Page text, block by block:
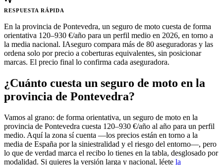
RESPUESTA RÁPIDA
En la provincia de Pontevedra, un seguro de moto cuesta de forma
orientativa 120–930 €/año para un perfil medio en 2026, en torno a
la media nacional. IAseguro compara más de 80 aseguradoras y las
ordena solo por precio a coberturas equivalentes, sin posicionar
marcas. El precio final lo confirma cada aseguradora.
¿Cuánto cuesta un seguro de moto en la
provincia de Pontevedra?
Vamos al grano: de forma orientativa, un seguro de moto en la
provincia de Pontevedra cuesta 120–930 €/año al año para un perfil
medio. Aquí la zona sí cuenta —los precios están en torno a la
media de España por la siniestralidad y el riesgo del entorno—, pero
lo que de verdad marca el recibo lo tienes en la tabla, desglosado por
modalidad. Si quieres la versión larga y nacional, léete la